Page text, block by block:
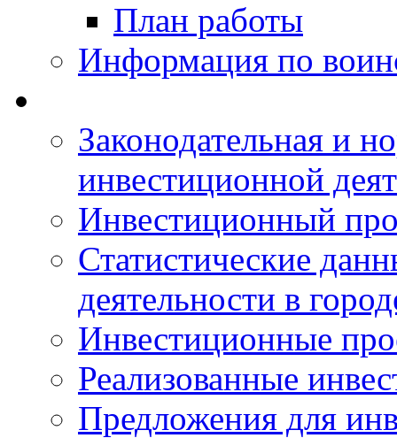
План работы
Информация по
Законодательная и
инвестиционной
Инвестиционный
Статистические
деятельности в
Инвестиционные
Реализованные
Предложения для